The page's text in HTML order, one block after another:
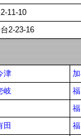
11-10
2-23-16
津
岐
田